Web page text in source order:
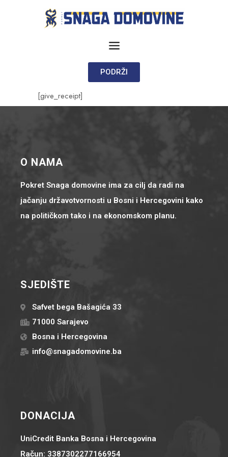
PODRŽI
[give_receipt]
O NAMA
Pokret Snaga domovine ima za cilj da radi na
jačanju državotvornosti u Bosni i Hercegovini kako
na političkom tako i na ekonomskom planu.
SJEDIŠTE
Safvet bega Bašagića 33
71000 Sarajevo
Bosna i Hercegovina
info@snagadomovine.ba
DONACIJA
UniCredit Banka Bosna i Hercegovina
Račun: 3387302277166954